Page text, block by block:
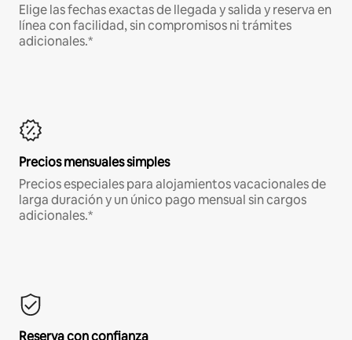
Elige las fechas exactas de llegada y salida y reserva en
línea con facilidad, sin compromisos ni trámites
adicionales.*
Precios mensuales simples
Precios especiales para alojamientos vacacionales de
larga duración y un único pago mensual sin cargos
adicionales.*
Reserva con confianza